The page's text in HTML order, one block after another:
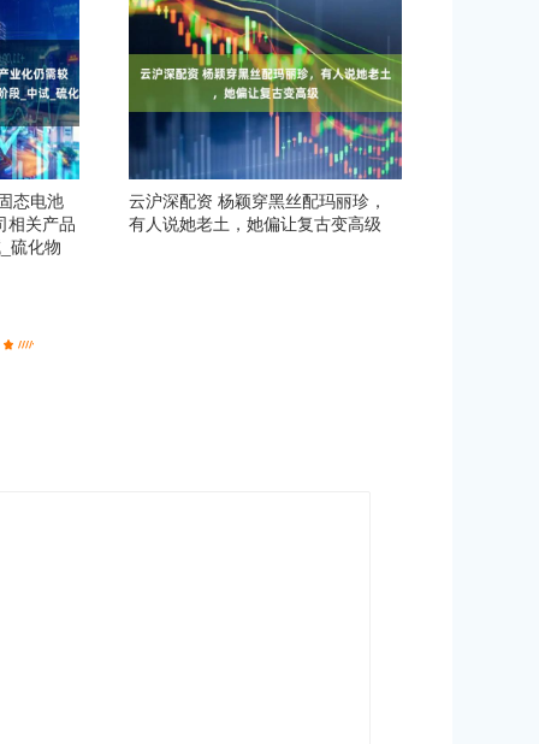
态电池
相关产品
硫化物
云沪深配资 杨颖穿黑丝配玛丽珍，
有人说她老土，她偏让复古变高级